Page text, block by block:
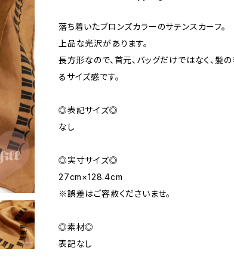
落ち着いたブロンズカラーのサテンスカーフ。
上品な光沢があります。
長方形なので、首元、バッグだけではなく、髪
るサイズ感です。
◎表記サイズ◎
なし
◎実寸サイズ◎
27cm×128.4cm
※誤差はご容赦くださいませ。
◎素材◎
表記なし